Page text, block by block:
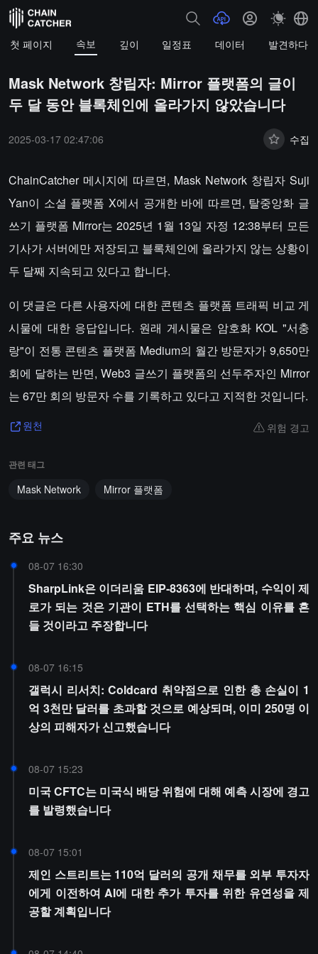
첫 페이지 속보 깊이 일정표 데이터 발견하다
Mask Network 창립자: Mirror 플랫폼의 글이
두 달 동안 블록체인에 올라가지 않았습니다
2025-03-17 02:47:06 수집
ChainCatcher 메시지에 따르면, Mask Network 창립자 Suji
Yan이 소셜 플랫폼 X에서 공개한 바에 따르면, 탈중앙화 글
쓰기 플랫폼 Mirror는 2025년 1월 13일 자정 12:38부터 모든
기사가 서버에만 저장되고 블록체인에 올라가지 않는 상황이
두 달째 지속되고 있다고 합니다.
이 댓글은 다른 사용자에 대한 콘텐츠 플랫폼 트래픽 비교 게
시물에 대한 응답입니다. 원래 게시물은 암호화 KOL "서충
랑"이 전통 콘텐츠 플랫폼 Medium의 월간 방문자가 9,650만
회에 달하는 반면, Web3 글쓰기 플랫폼의 선두주자인 Mirror
는 67만 회의 방문자 수를 기록하고 있다고 지적한 것입니다.
원천 위험 경고
관련 태그
Mask Network Mirror 플랫폼
주요 뉴스
08-07 16:30
SharpLink은 이더리움 EIP-8363에 반대하며, 수익이 제
로가 되는 것은 기관이 ETH를 선택하는 핵심 이유를 흔
들 것이라고 주장합니다
08-07 16:15
갤럭시 리서치: Coldcard 취약점으로 인한 총 손실이 1
억 3천만 달러를 초과할 것으로 예상되며, 이미 250명 이
상의 피해자가 신고했습니다
08-07 15:23
미국 CFTC는 미국식 배당 위험에 대해 예측 시장에 경고
를 발령했습니다
08-07 15:01
제인 스트리트는 110억 달러의 공개 채무를 외부 투자자
에게 이전하여 AI에 대한 추가 투자를 위한 유연성을 제
공할 계획입니다